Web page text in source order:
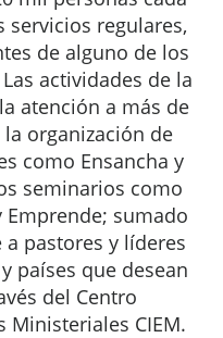
servicios regulares,
de alguno de los
actividades de la
atención a más de
organización de
como Ensancha y
seminarios como
Emprende; sumado
pastores y líderes
países que desean
del Centro
Ministeriales CIEM.